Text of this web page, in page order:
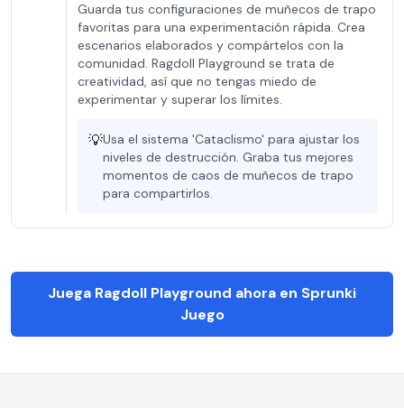
Guarda tus configuraciones de muñecos de trapo
favoritas para una experimentación rápida. Crea
escenarios elaborados y compártelos con la
comunidad. Ragdoll Playground se trata de
creatividad, así que no tengas miedo de
experimentar y superar los límites.
💡Usa el sistema 'Cataclismo' para ajustar los
niveles de destrucción. Graba tus mejores
momentos de caos de muñecos de trapo
para compartirlos.
Juega Ragdoll Playground ahora en Sprunki
Juego